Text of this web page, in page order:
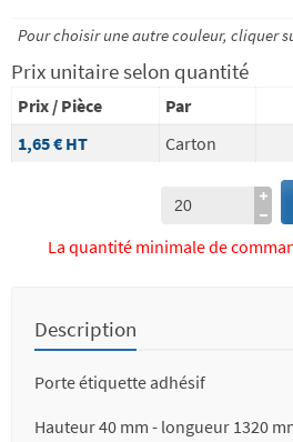
Pour choisir une autre couleur, cliquer
Prix unitaire selon quantité
Prix / Pièce Par
1,65 € HT Carton
La quantité minimale de
Description
Porte étiquette adhésif
Hauteur 40 mm - longueur 1320